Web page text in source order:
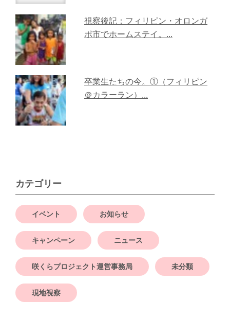
視察後記：フィリピン・オロンガ
ポ市でホームステイ。...
卒業生たちの今。①（フィリピン
＠カラーラン）...
カテゴリー
イベント お知らせ
キャンペーン ニュース
咲くらプロジェクト運営事務局 未分類
現地視察